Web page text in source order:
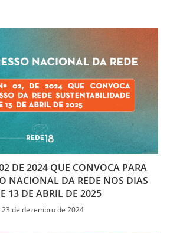
DE 2024 QUE CONVOCA PARA
NACIONAL DA REDE NOS DIAS
13 DE ABRIL DE 2025
23 de dezembro de 2024